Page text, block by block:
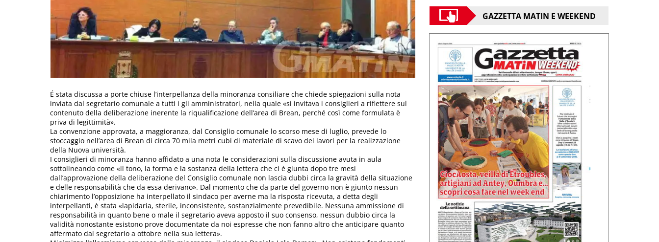
É stata discussa a porte chiuse l’interpellanza della minoranza consiliare che chiede spiegazioni sulla nota
inviata dal segretario comunale a tutti i gli amministratori, nella quale «si invitava i consiglieri a riflettere sul
contenuto della deliberazione inerente la riqualificazione dell’area di Brean, perché così come formulata è
priva di legittimità».
La convenzione approvata, a maggioranza, dal Consiglio comunale lo scorso mese di luglio, prevede lo
stoccaggio nell’area di Brean di circa 70 mila metri cubi di materiale di scavo dei lavori per la realizzazione
della Nuova università.
I consiglieri di minoranza hanno affidato a una nota le considerazioni sulla discussione avuta in aula
sottolineando come «il tono, la forma e la sostanza della lettera che ci è giunta dopo tre mesi
dall’approvazione della deliberazione del Consiglio comunale non lascia dubbi circa la gravità della situazione
e delle responsabilità che da essa derivano». Dal momento che da parte del governo non è giunto nessun
chiarimento l’opposizione ha interpellato il sindaco per averne ma la risposta ricevuta, a detta degli
interpellanti, è stata «lapidaria, sterile, inconsistente, sostanzialmente prevedibile. Nessuna ammissione di
responsabilità in quanto bene o male il segretario aveva apposto il suo consenso, nessun dubbio circa la
validità nonostante esistono prove documentate da noi espresse che non fanno altro che anticipare quanto
affermato dal segretario a ottobre nella sua lettera».
GAZZETTA MATIN E WEEKEND